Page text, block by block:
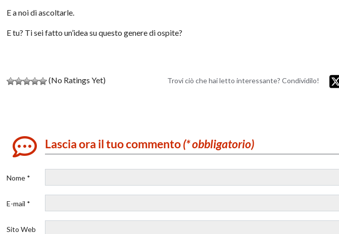
E a noi di ascoltarle.
E tu? Ti sei fatto un’idea su questo genere di ospite?
(No Ratings Yet) Trovi ciò che hai letto interessante? Condividilo!
Lascia ora il tuo commento(* obbligatorio)
Nome *
E-mail *
Sito Web